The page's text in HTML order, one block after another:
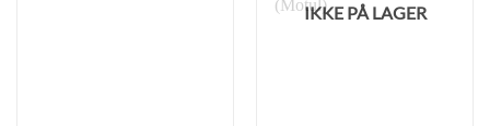
IKKE PÅ LAGER